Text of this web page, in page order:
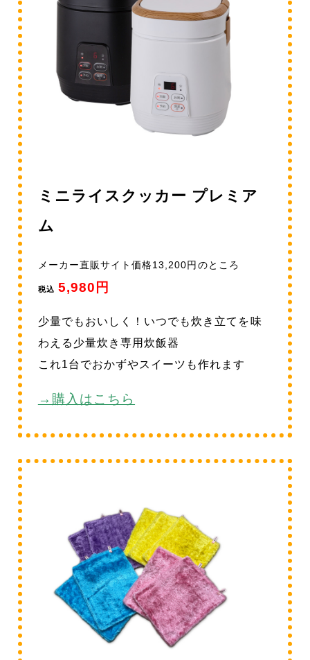
ミニライスクッカー プレミア
ム
メーカー直販サイト価格13,200円のところ
税込 5,980円
少量でもおいしく！いつでも炊き立てを味
わえる少量炊き専用炊飯器
これ1台でおかずやスイーツも作れます
→購入はこちら